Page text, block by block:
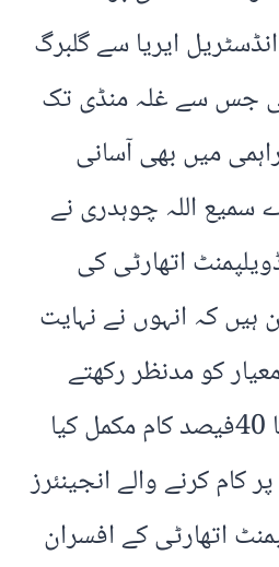
ایریا سے گلبرگ
جس سے غلہ منڈی تک
میں بھی آسانی
سمیع اللہ چوہدری نے
اتھارٹی کی
کہ انہوں نے نہایت
کو مدنظر رکھتے
ہوئے اس منصوبے کا 40فیصد کام مکمل کیا
کام کرنے والے انجینئرز
اتھارٹی کے افسران